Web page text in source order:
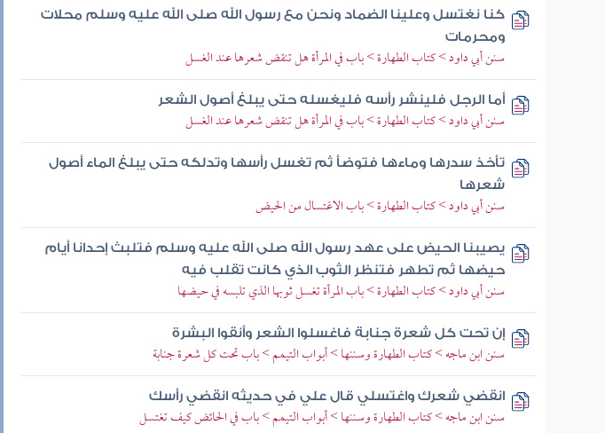
كنا نغتسل وعلينا الضماد ونحن مع رسول الله صلى الله عليه وسلم محلات
ومحرمات
سنن أبي داود > كتاب الطهارة > باب في المرأة هل تنقض شعرها عند الغسل
أما الرجل فلينشر رأسه فليغسله حتى يبلغ أصول الشعر
سنن أبي داود > كتاب الطهارة > باب في المرأة هل تنقض شعرها عند الغسل
تأخذ سدرها وماءها فتوضأ ثم تغسل رأسها وتدلكه حتى يبلغ الماء أصول
شعرها
سنن أبي داود > كتاب الطهارة > باب الاغتسال من الحيض
يصيبنا الحيض على عهد رسول الله صلى الله عليه وسلم فتلبث إحدانا أيام
حيضها ثم تطهر فتنظر الثوب الذي كانت تقلب فيه
سنن أبي داود > كتاب الطهارة > باب المرأة تغسل ثوبها الذي تلبسه في حيضها
إن تحت كل شعرة جنابة فاغسلوا الشعر وأنقوا البشرة
سنن ابن ماجه > كتاب الطهارة وسننها > أبواب التيمم > باب تحت كل شعرة جنابة
انقضي شعرك واغتسلي قال علي في حديثه انقضي رأسك
سنن ابن ماجه > كتاب الطهارة وسننها > أبواب التيمم > باب في الحائض كيف تغتسل